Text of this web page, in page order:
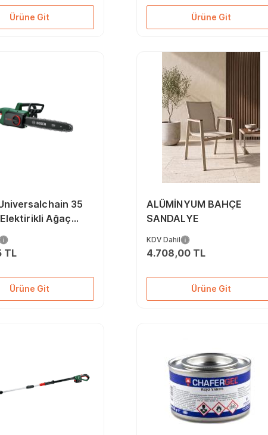
Ürüne Git Ürüne Git
35
Ağaç
TL
Ürüne Git
ALÜMİNYUM BAHÇE
SANDALYE
KDV Dahil
4.708,00 TL
Ürüne Git